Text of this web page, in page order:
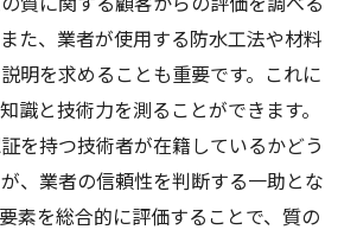
た、業者が使用する防水工法や材料
明を求めることも重要です。これに
識と技術力を測ることができます。
を持つ技術者が在籍しているかどう
、業者の信頼性を判断する一助とな
素を総合的に評価することで、質の